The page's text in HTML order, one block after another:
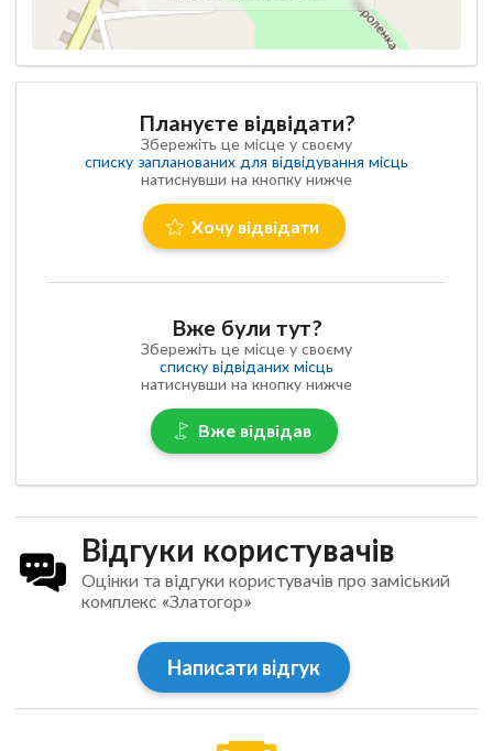
Плануєте відвідати?
Збережіть це місце у своєму
списку запланованих для відвідування місць
натиснувши на кнопку нижче
Хочу відвідати
Вже були тут?
Збережіть це місце у своєму
списку відвіданих місць
натиснувши на кнопку нижче
Вже відвідав
Відгуки користувачів
Оцінки та відгуки користувачів про заміський
комплекс «Златогор»
Написати відгук